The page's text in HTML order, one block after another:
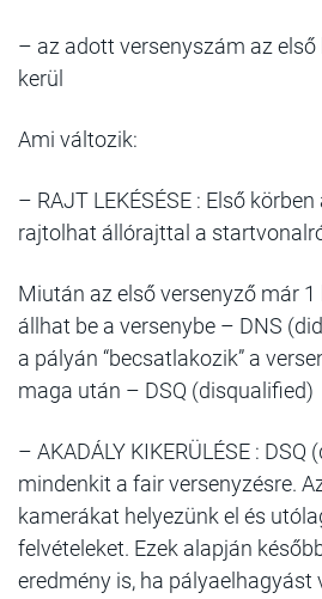
– az adott versenyszám az
kerül
Ami változik:
– RAJT LEKÉSÉSE : Első
rajtolhat állórajttal a
Miután az első versenyző már
állhat be a versenybe – DNS
a pályán “becsatlakozik” a
maga után – DSQ (disqualified)
– AKADÁLY KIKERÜLÉSE :
mindenkit a fair versenyzésre.
kamerákat helyezünk el és
felvételeket. Ezek alapján
eredmény is, ha pályaelhagyást